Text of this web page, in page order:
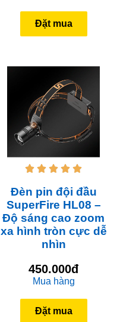
Đặt mua
    
Đèn pin đội đầu
SuperFire HL08 –
Độ sáng cao zoom
xa hình tròn cực dễ
nhìn
450.000đ
Mua hàng
Đặt mua